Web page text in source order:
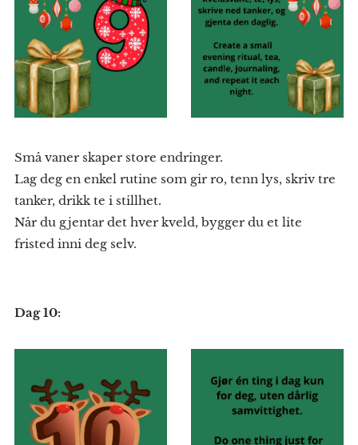
Små vaner skaper store endringer.
Lag deg en enkel rutine som gir ro, tenn lys, skriv tre
tanker, drikk te i stillhet.
Når du gjentar det hver kveld, bygger du et lite
fristed inni deg selv.
Dag 10: